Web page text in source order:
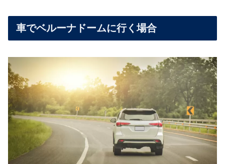
車でベルーナドームに行く場合